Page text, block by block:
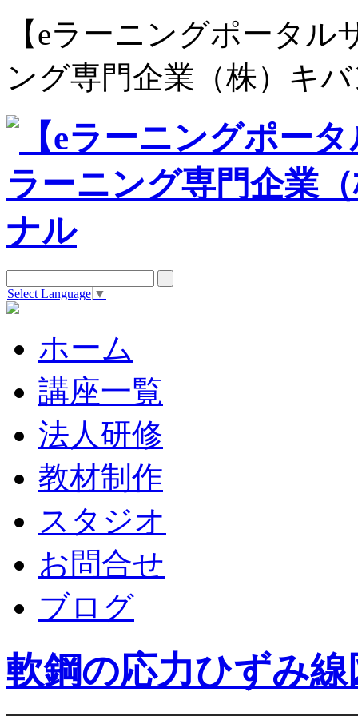
【eラーニングポータル
ング専門企業（株）キ
Select Language ▼
ホーム
講座一覧
法人研修
教材制作
スタジオ
お問合せ
ブログ
軟鋼の応力ひずみ線